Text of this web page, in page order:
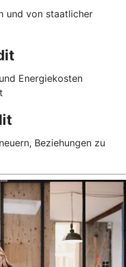
und von staatlicher
Energiekosten
Beziehungen zu